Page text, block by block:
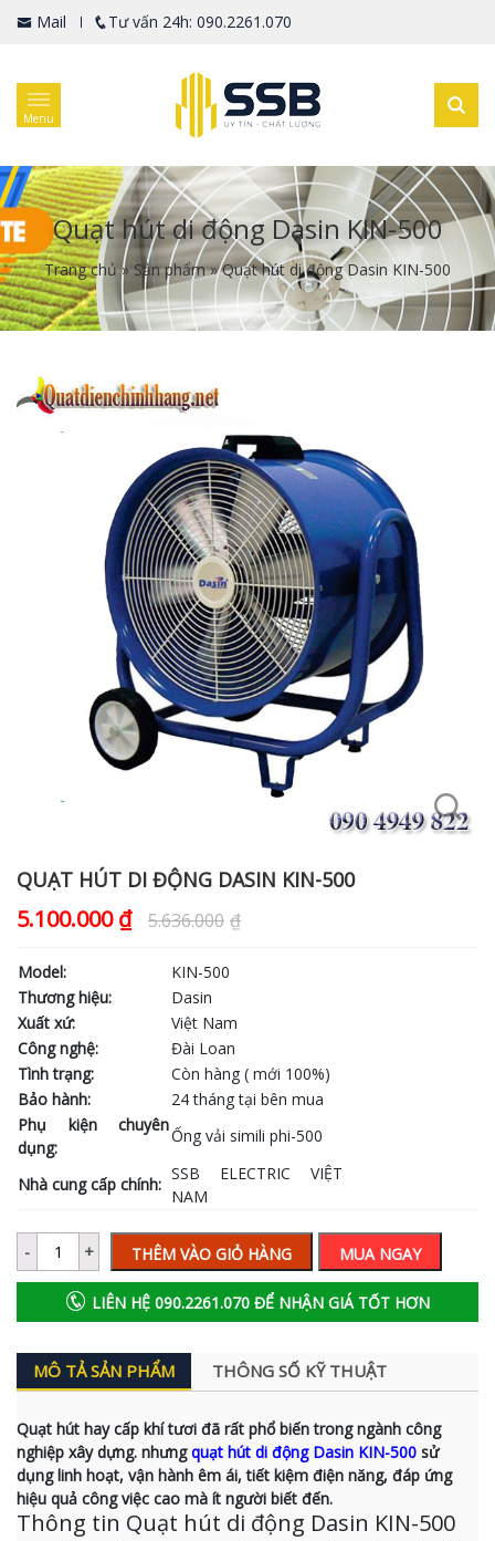
Mail Tư vấn 24h: 090.2261.070
Menu
Quạt hút di động Dasin KIN-500
Trang chủ » Sản phẩm»Quạt hút di động Dasin KIN-500
QUẠT HÚT DI ĐỘNG DASIN KIN-500
5.100.000 ₫ 5.636.000 ₫
Model:
KIN-500
Thương hiệu:
Dasin
Xuất xứ:
Việt Nam
Công nghệ:
Đài Loan
Tình trạng:
Còn hàng ( mới 100%)
Bảo hành:
24 tháng tại bên mua
Phụ kiện chuyên
dụng:
Ống vải simili phi-500
Nhà cung cấp chính:
SSB ELECTRIC VIỆT
NAM
THÊM VÀO GIỎ HÀNG MUA NGAY
LIÊN HỆ 090.2261.070 ĐỂ NHẬN GIÁ TỐT HƠN
MÔ TẢ SẢN PHẨM THÔNG SỐ KỸ THUẬT
Quạt hút hay cấp khí tươi đã rất phổ biến trong ngành công
nghiệp xây dựng. nhưngquạt hút di động Dasin KIN-500 sử
dụng linh hoạt, vận hành êm ái, tiết kiệm điện năng, đáp ứng
hiệu quả công việc cao mà ít người biết đến.
Thông tin Quạt hút di động Dasin KIN-500